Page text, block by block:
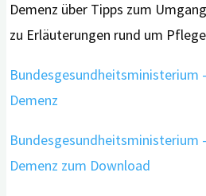
Demenz über Tipps zum
zu Erläuterungen rund um
Bundesgesundheitsministerium
Demenz
Bundesgesundheitsministerium
Demenz zum Download